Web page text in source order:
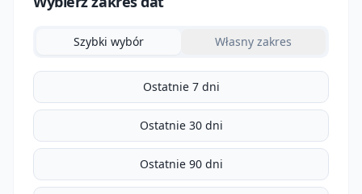
Szybki wybór Własny zakres
Ostatnie 7 dni
Ostatnie 30 dni
Ostatnie 90 dni